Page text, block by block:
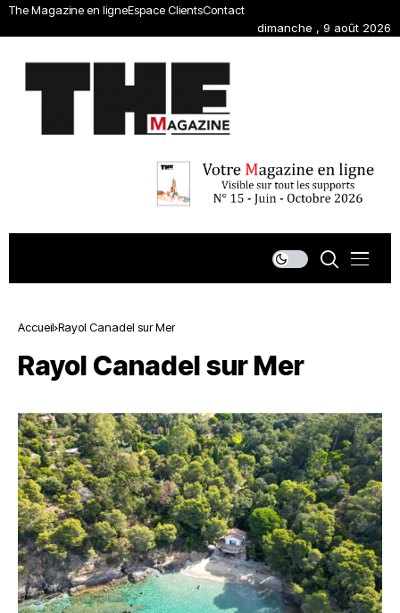
The Magazine en ligneEspace ClientsContact
dimanche , 9 août 2026
Accueil Rayol Canadel sur Mer
Rayol Canadel sur Mer